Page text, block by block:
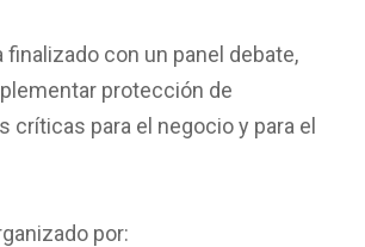
finalizado con un panel debate,
protección de
críticas para el negocio y para el
por: